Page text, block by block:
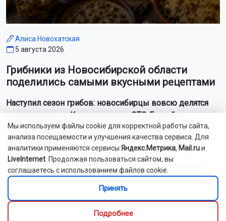
Алиса Новохатская
5 августа 2026
Грибники из Новосибирской области
поделились самыми вкусными рецептами
Наступил сезон грибов: новосибирцы вовсю делятся
своим урожаем. Корреспондент ОТС-Горсайта
пообщалась с местными грибниками и узнала, как
отличить моховик от поганки, и приготовить самый
вкусный ужин.
Как рассказали Горсайту местные грибники, в лесах
Новосибирской области можно отыскать борови...
Читать далее...
Мы используем файлы cookie для корректной работы сайта,
анализа посещаемости и улучшения качества сервиса. Для
аналитики применяются сервисы Яндекс.Метрика, Mail.ruи
LiveInternet . Продолжая пользоваться сайтом, вы
соглашаетесь с использованием файлов cookie.
Принять
Подробнее